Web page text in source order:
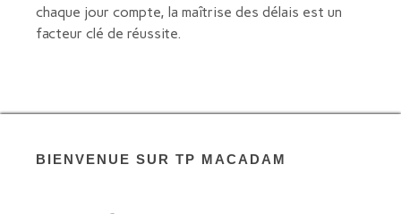
chaque jour compte, la maîtrise des délais est un
facteur clé de réussite.
BIENVENUE SUR TP MACADAM